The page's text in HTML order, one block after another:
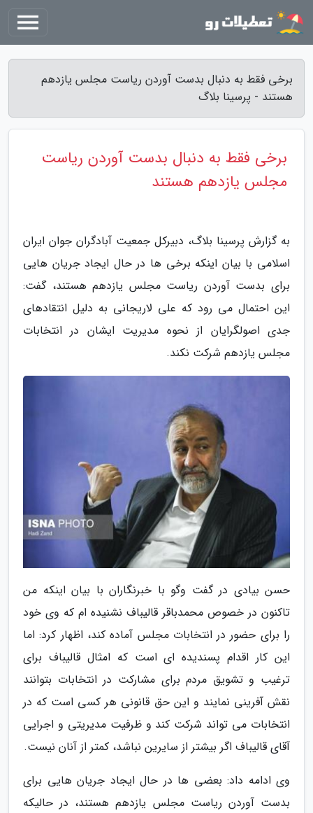
برخی فقط به دنبال بدست آوردن ریاست مجلس یازدهم
هستند - پرسینا بلاگ
برخی فقط به دنبال بدست آوردن ریاست
مجلس یازدهم هستند
به گزارش پرسینا بلاگ، دبیرکل جمعیت آبادگران جوان ایران
اسلامی با بیان اینکه برخی ها در حال ایجاد جریان هایی
برای بدست آوردن ریاست مجلس یازدهم هستند، گفت:
این احتمال می رود که علی لاریجانی به دلیل انتقادهای
جدی اصولگرایان از نحوه مدیریت ایشان در انتخابات
مجلس یازدهم شرکت نکند.
حسن بیادی در گفت وگو با خبرنگاران با بیان اینکه من
تاکنون در خصوص محمدباقر قالیباف نشنیده ام که وی خود
را برای حضور در انتخابات مجلس آماده کند، اظهار کرد: اما
این کار اقدام پسندیده ای است که امثال قالیباف برای
ترغیب و تشویق مردم برای مشارکت در انتخابات بتوانند
نقش آفرینی نمایند و این حق قانونی هر کسی است که در
انتخابات می تواند شرکت کند و ظرفیت مدیریتی و اجرایی
آقای قالیباف اگر بیشتر از سایرین نباشد، کمتر از آنان نیست.
وی ادامه داد: بعضی ها در حال ایجاد جریان هایی برای
بدست آوردن ریاست مجلس یازدهم هستند، در حالیکه